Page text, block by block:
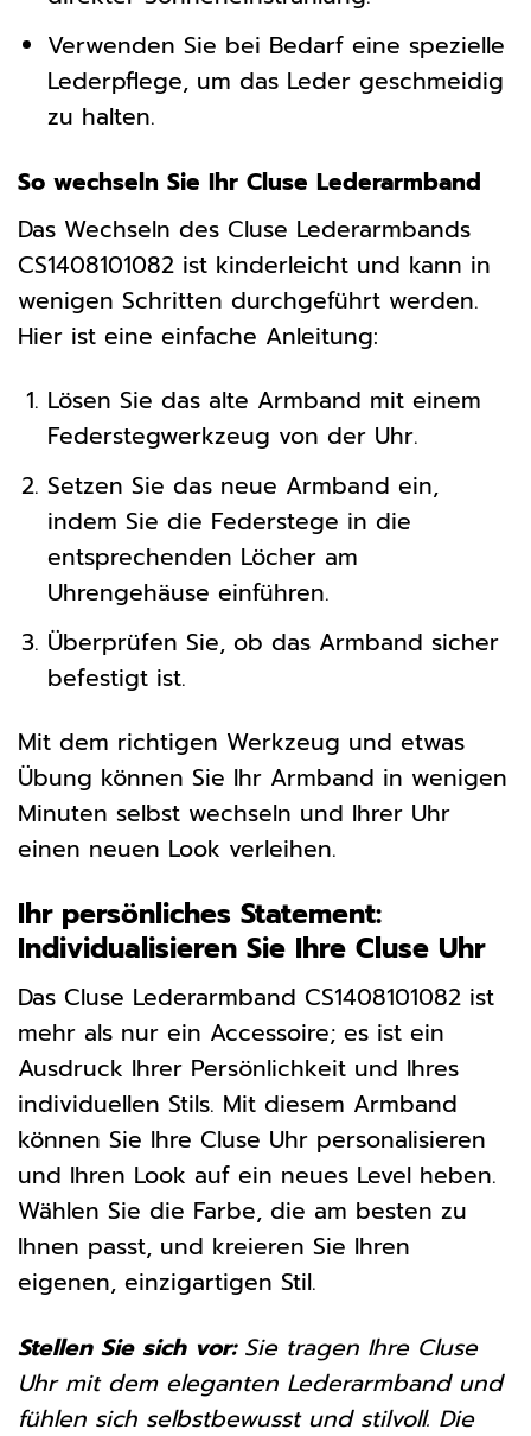
Verwenden Sie bei Bedarf eine spezielle
Lederpflege, um das Leder geschmeidig
zu halten.
So wechseln Sie Ihr Cluse Lederarmband
Das Wechseln des Cluse Lederarmbands
CS1408101082 ist kinderleicht und kann in
wenigen Schritten durchgeführt werden.
Hier ist eine einfache Anleitung:
Lösen Sie das alte Armband mit einem
Federstegwerkzeug von der Uhr.
Setzen Sie das neue Armband ein,
indem Sie die Federstege in die
entsprechenden Löcher am
Uhrengehäuse einführen.
Überprüfen Sie, ob das Armband sicher
befestigt ist.
Mit dem richtigen Werkzeug und etwas
Übung können Sie Ihr Armband in wenigen
Minuten selbst wechseln und Ihrer Uhr
einen neuen Look verleihen.
Ihr persönliches Statement:
Individualisieren Sie Ihre Cluse Uhr
Das Cluse Lederarmband CS1408101082 ist
mehr als nur ein Accessoire; es ist ein
Ausdruck Ihrer Persönlichkeit und Ihres
individuellen Stils. Mit diesem Armband
können Sie Ihre Cluse Uhr personalisieren
und Ihren Look auf ein neues Level heben.
Wählen Sie die Farbe, die am besten zu
Ihnen passt, und kreieren Sie Ihren
eigenen, einzigartigen Stil.
Stellen Sie sich vor:Sie tragen Ihre Cluse
Uhr mit dem eleganten Lederarmband und
fühlen sich selbstbewusst und stilvoll. Die